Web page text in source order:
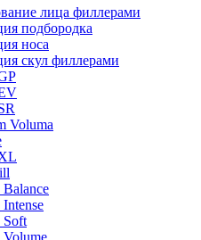
лица филлерами
подбородка
носа
скул филлерами
Voluma
Soft
Volume